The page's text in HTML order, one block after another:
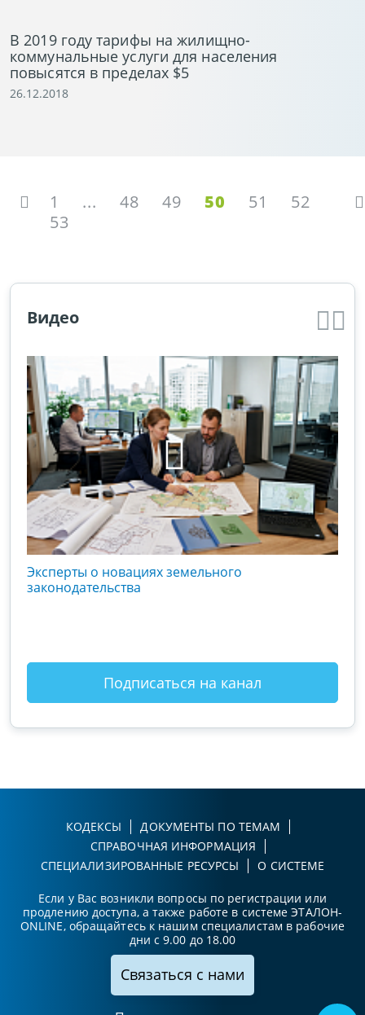
В 2019 году тарифы на жилищно-
коммунальные услуги для населения
повысятся в пределах $5
26.12.2018
1 ... 48 49 50 51
52
53
Видео
Эксперты о новациях земельного
законодательства
Подписаться на канал
КОДЕКСЫ
ДОКУМЕНТЫ ПО ТЕМАМ
СПРАВОЧНАЯ ИНФОРМАЦИЯ
СПЕЦИАЛИЗИРОВАННЫЕ РЕСУРСЫ
О СИСТЕМЕ
Если у Вас возникли вопросы по регистрации или
продлению доступа, а также работе в системе ЭТАЛОН-
ONLINE, обращайтесь к нашим специалистам в рабочие
дни с 9.00 до 18.00
Связаться с нами